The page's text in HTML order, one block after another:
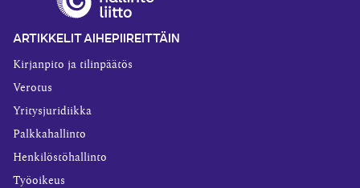
ARTIKKELIT AIHEPIIREITTÄIN
Kirjanpito ja tilinpäätös
Verotus
Yritysjuridiikka
Palkkahallinto
Henkilöstöhallinto
Työoikeus